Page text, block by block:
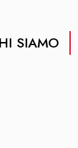
SIAMO